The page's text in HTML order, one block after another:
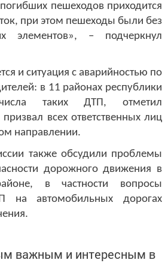
пешеходов приходится
при этом пешеходы были без
элементов», – подчеркнул
и ситуация с аварийностью по
в 11 районах республики
таких ДТП, отметил
всех ответственных лиц
направлении.
также обсудили проблемы
дорожного движения в
в частности вопросы
на автомобильных дорогах
важным и интересным в